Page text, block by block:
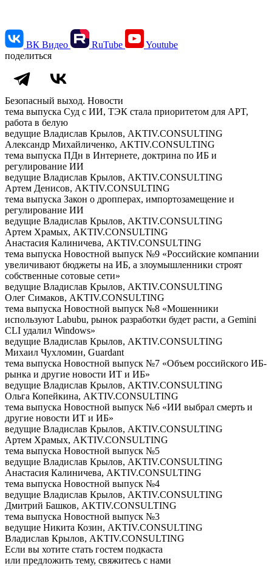
ВК Видео RuTube
Youtube
поделиться
Безопасный выход. Новости
тема выпуска Суд с ИИ, ТЭК стала приоритетом для APT,
работа в белую
ведущие Владислав Крылов, AKTIV.CONSULTING
Александр Михайличенко, AKTIV.CONSULTING
тема выпуска ПДн в Интернете, доктрина по ИБ и
регулирование ИИ
ведущие Владислав Крылов, AKTIV.CONSULTING
Артем Денисов, AKTIV.CONSULTING
тема выпуска Закон о дропперах, импортозамещение и
регулирование ИИ
ведущие Владислав Крылов, AKTIV.CONSULTING
Артем Храмых, AKTIV.CONSULTING
Анастасия Калиничева, AKTIV.CONSULTING
тема выпуска Новостной выпуск №9 «Российские компании
увеличивают бюджеты на ИБ, а злоумышленники строят
собственные сотовые сети»
ведущие Владислав Крылов, AKTIV.CONSULTING
Олег Симаков, AKTIV.CONSULTING
тема выпуска Новостной выпуск №8 «Мошенники
используют Labubu, рынок разработки будет расти, а Gemini
CLI удалил Windows»
ведущие Владислав Крылов, AKTIV.CONSULTING
Михаил Чухломин, Guardant
тема выпуска Новостной выпуск №7 «Объем российского ИБ-
рынка и другие новости ИТ и ИБ»
ведущие Владислав Крылов, AKTIV.CONSULTING
Ольга Копейкина, AKTIV.CONSULTING
тема выпуска Новостной выпуск №6 «ИИ выбрал смерть и
другие новости ИТ и ИБ»
ведущие Владислав Крылов, AKTIV.CONSULTING
Артем Храмых, AKTIV.CONSULTING
тема выпуска Новостной выпуск №5
ведущие Владислав Крылов, AKTIV.CONSULTING
Анастасия Калиничева, AKTIV.CONSULTING
тема выпуска Новостной выпуск №4
ведущие Владислав Крылов, AKTIV.CONSULTING
Дмитрий Башков, AKTIV.CONSULTING
тема выпуска Новостной выпуск №3
ведущие Никита Козин, AKTIV.CONSULTING
Владислав Крылов, AKTIV.CONSULTING
Если вы хотите стать гостем подкаста
или предложить тему, свяжитесь с нами